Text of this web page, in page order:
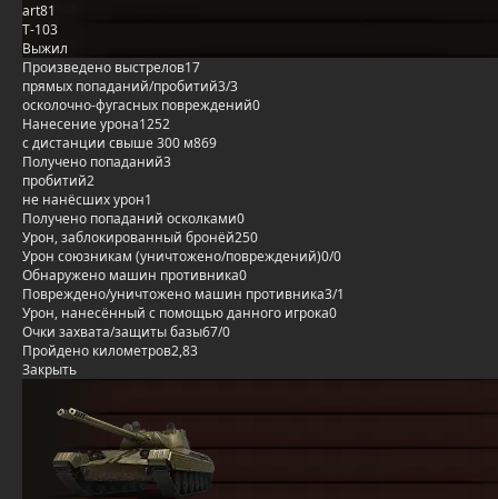
art81
Т-103
Выжил
Произведено выстрелов17
прямых попаданий/пробитий3/3
осколочно-фугасных повреждений0
Нанесение урона1252
с дистанции свыше 300 м869
Получено попаданий3
пробитий2
не нанёсших урон1
Получено попаданий осколками0
Урон, заблокированный бронёй250
Урон союзникам (уничтожено/повреждений)0/0
Обнаружено машин противника0
Повреждено/уничтожено машин противника3/1
Урон, нанесённый с помощью данного игрока0
Очки захвата/защиты базы67/0
Пройдено километров2,83
Закрыть